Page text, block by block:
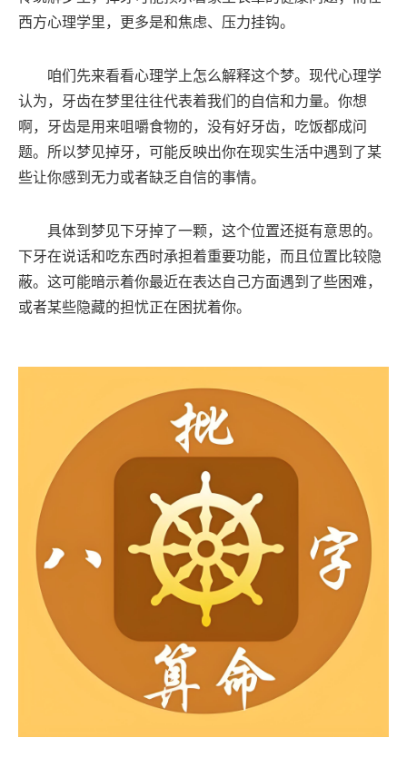
西方心理学里，更多是和焦虑、压力挂钩。
咱们先来看看心理学上怎么解释这个梦。现代心理学
认为，牙齿在梦里往往代表着我们的自信和力量。你想
啊，牙齿是用来咀嚼食物的，没有好牙齿，吃饭都成问
题。所以梦见掉牙，可能反映出你在现实生活中遇到了某
些让你感到无力或者缺乏自信的事情。
具体到梦见下牙掉了一颗，这个位置还挺有意思的。
下牙在说话和吃东西时承担着重要功能，而且位置比较隐
蔽。这可能暗示着你最近在表达自己方面遇到了些困难，
或者某些隐藏的担忧正在困扰着你。